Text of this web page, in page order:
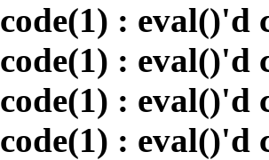
: eval()'d
: eval()'d
: eval()'d
: eval()'d